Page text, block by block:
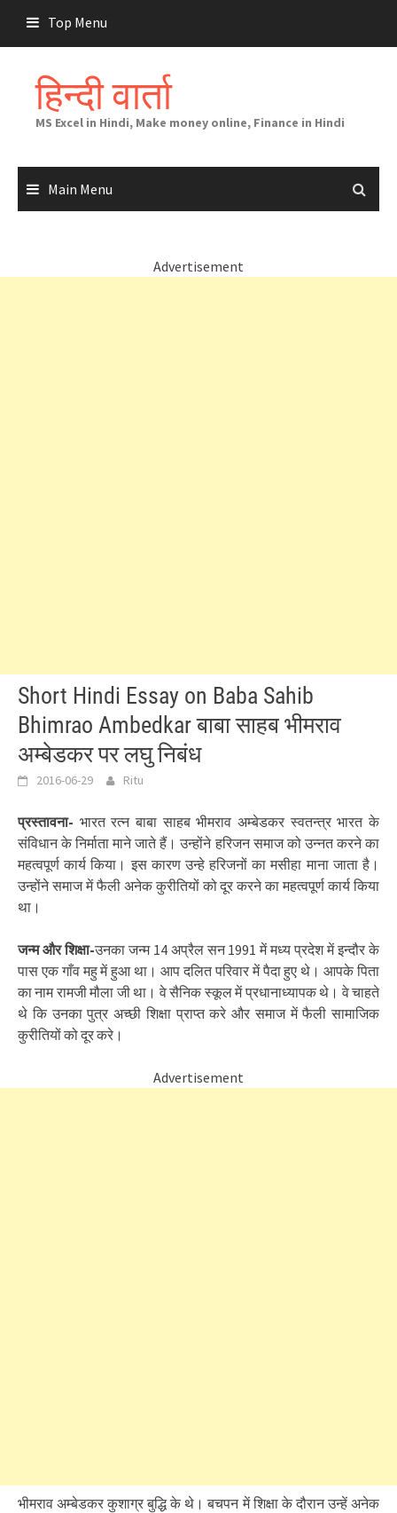
content
Top Menu
हिन्दी वार्ता
MS Excel in Hindi, Make money online, Finance in Hindi
Main Menu
Advertisement
Short Hindi Essay on Baba Sahib
Bhimrao Ambedkar बाबा साहब भीमराव
अम्बेडकर पर लघु निबंध
2016-06-29 Ritu
प्रस्तावना- भारत रत्न बाबा साहब भीमराव अम्बेडकर स्वतन्त्र भारत के
संविधान के निर्माता माने जाते हैं। उन्होंने हरिजन समाज को उन्नत करने का
महत्वपूर्ण कार्य किया। इस कारण उन्हे हरिजनों का मसीहा माना जाता है।
उन्होंने समाज में फैली अनेक कुरीतियों को दूर करने का महत्वपूर्ण कार्य किया
था।
जन्म और शिक्षा-उनका जन्म 14 अप्रैल सन 1991 में मध्य प्रदेश में इन्दौर के
पास एक गाँव महु में हुआ था। आप दलित परिवार में पैदा हुए थे। आपके पिता
का नाम रामजी मौला जी था। वे सैनिक स्कूल में प्रधानाध्यापक थे। वे चाहते
थे कि उनका पुत्र अच्छी शिक्षा प्राप्त करे और समाज में फैली सामाजिक
कुरीतियों को दूर करे।
Advertisement
भीमराव अम्बेडकर कुशाग्र बुद्धि के थे। बचपन में शिक्षाके दौरान उन्हें अनेक